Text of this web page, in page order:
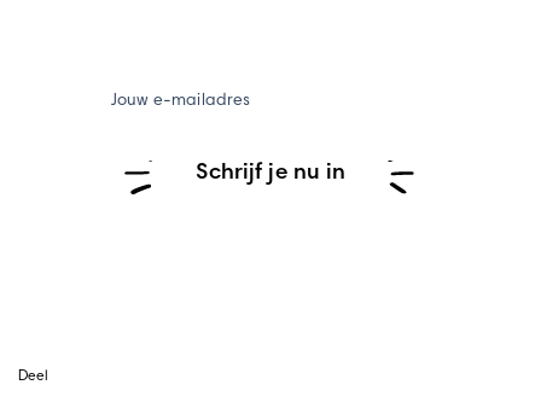
Jouw e-mailadres
Schrijf je nu in
Deel